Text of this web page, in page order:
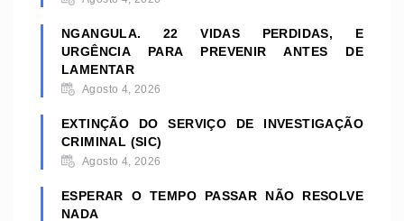
NGANGULA. 22 VIDAS PERDIDAS, E
URGÊNCIA PARA PREVENIR ANTES DE
LAMENTAR
Agosto 4, 2026
EXTINÇÃO DO SERVIÇO DE INVESTIGAÇÃO
CRIMINAL (SIC)
Agosto 4, 2026
ESPERAR O TEMPO PASSAR NÃO RESOLVE
NADA